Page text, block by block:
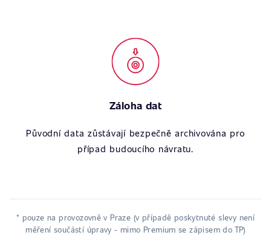
Záloha dat
Původní data zůstávají bezpečně archivována pro
případ budoucího návratu.
* pouze na provozovně v Praze (v případě poskytnuté slevy není
měření součástí úpravy - mimo Premium se zápisem do TP)